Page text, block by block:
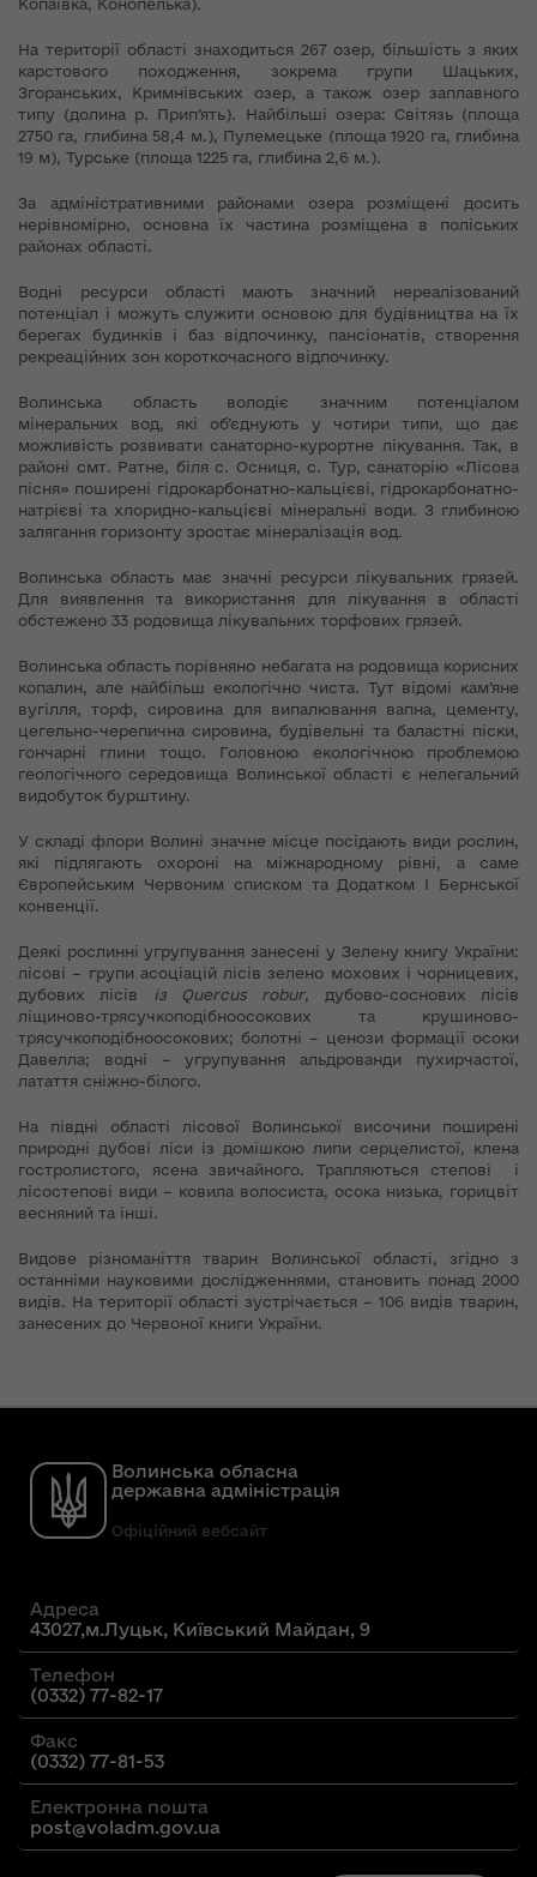
Копаївка, Конопелька).
На території області знаходиться 267 озер, більшість з яких
карстового походження, зокрема групи Шацьких,
Згоранських, Кримнівських озер, а також озер заплавного
типу (долина р. Прип’ять). Найбільші озера: Світязь (площа
2750 га, глибина 58,4 м.), Пулемецьке (площа 1920 га, глибина
19 м), Турське (площа 1225 га, глибина 2,6 м.).
За адміністративними районами озера розміщені досить
нерівномірно, основна їх частина розміщена в поліських
районах області.
Водні ресурси області мають значний нереалізований
потенціал і можуть служити основою для будівництва на їх
берегах будинків і баз відпочинку, пансіонатів, створення
рекреаційних зон короткочасного відпочинку.
Волинська область володіє значним потенціалом
мінеральних вод, які об’єднують у чотири типи, що дає
можливість розвивати санаторно-курортне лікування. Так, в
районі смт. Ратне, біля с. Осниця, с. Тур, санаторію «Лісова
пісня» поширені гідрокарбонатно-кальцієві, гідрокарбонатно-
натрієві та хлоридно-кальцієві мінеральні води. З глибиною
залягання горизонту зростає мінералізація вод.
Волинська область має значні ресурси лікувальних грязей.
Для виявлення та використання для лікування в області
обстежено 33 родовища лікувальних торфових грязей.
Волинська область порівняно небагата на родовища корисних
копалин, але найбільш екологічно чиста. Тут відомі кам’яне
вугілля, торф, сировина для випалювання вапна, цементу,
цегельно-черепична сировина, будівельні та баластні піски,
гончарні глини тощо. Головною екологічною проблемою
геологічного середовища Волинської області є нелегальний
видобуток бурштину.
У складі флори Волині значне місце посідають види рослин,
які підлягають охороні на міжнародному рівні, а саме
Європейським Червоним списком та Додатком І Бернської
конвенції.
Деякі рослинні угрупування занесені у Зелену книгу України:
лісові – групи асоціацій лісів зелено мохових і чорницевих,
дубових лісів
із Quercus robur, дубово-соснових лісів
ліщиново-трясучкоподібноосокових та крушиново-
трясучкоподібноосокових; болотні – ценози формації осоки
Давелла; водні – угрупування альдрованди пухирчастої,
латаття сніжно-білого.
На півдні області лісової Волинської височини поширені
природні дубові ліси із домішкою липи серцелистої, клена
гостролистого, ясена звичайного. Трапляються степові і
лісостепові види – ковила волосиста, осока низька, горицвіт
весняний та інші.
Видове різноманіття тварин Волинської області, згідно з
останніми науковими дослідженнями, становить понад 2000
видів. На території області зустрічається – 106 видів тварин,
занесених до Червоної книги України.
Волинська обласна
державна адміністрація
Офіційний вебсайт
Адреса
43027,м.Луцьк, Київський Майдан, 9
Телефон
(0332) 77-82-17
Факс
(0332) 77-81-53
Електронна пошта
post@voladm.gov.ua